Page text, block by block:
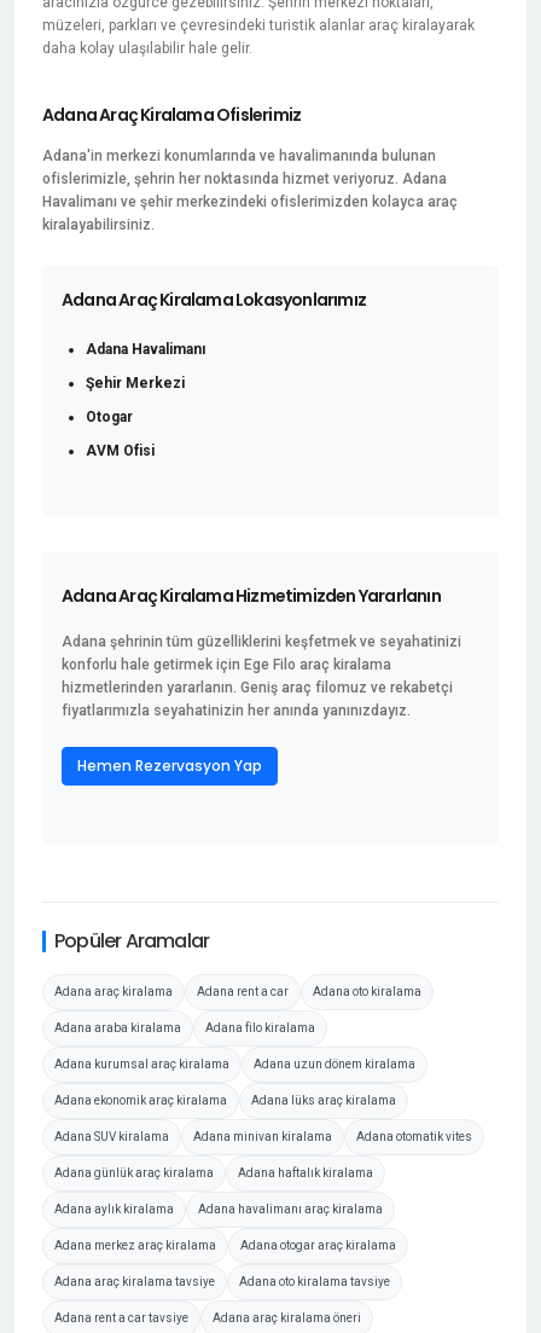
müzeleri, parkları ve çevresindeki turistik alanlar araç kiralayarak
daha kolay ulaşılabilir hale gelir.
Adana Araç Kiralama Ofislerimiz
Adana'in merkezi konumlarında ve havalimanında bulunan
ofislerimizle, şehrin her noktasında hizmet veriyoruz. Adana
Havalimanı ve şehir merkezindeki ofislerimizden kolayca araç
kiralayabilirsiniz.
Adana Araç Kiralama Lokasyonlarımız
Adana Havalimanı
Şehir Merkezi
Otogar
AVM Ofisi
Adana Araç Kiralama Hizmetimizden Yararlanın
Adana şehrinin tüm güzelliklerini keşfetmek ve seyahatinizi
konforlu hale getirmek için Ege Filo araç kiralama
hizmetlerinden yararlanın. Geniş araç filomuz ve rekabetçi
fiyatlarımızla seyahatinizin her anında yanınızdayız.
Hemen Rezervasyon Yap
Popüler Aramalar
Adana araç kiralama Adana rent a car Adana oto kiralama
Adana araba kiralama Adana filo kiralama
Adana kurumsal araç kiralama Adana uzun dönem kiralama
Adana ekonomik araç kiralama Adana lüks araç kiralama
Adana SUV kiralama Adana minivan kiralama Adana otomatik vites
Adana günlük araç kiralama Adana haftalık kiralama
Adana aylık kiralama Adana havalimanı araç kiralama
Adana merkez araç kiralama Adana otogar araç kiralama
Adana araç kiralama tavsiye Adana oto kiralama tavsiye
Adana rent a car tavsiye Adana araç kiralama öneri